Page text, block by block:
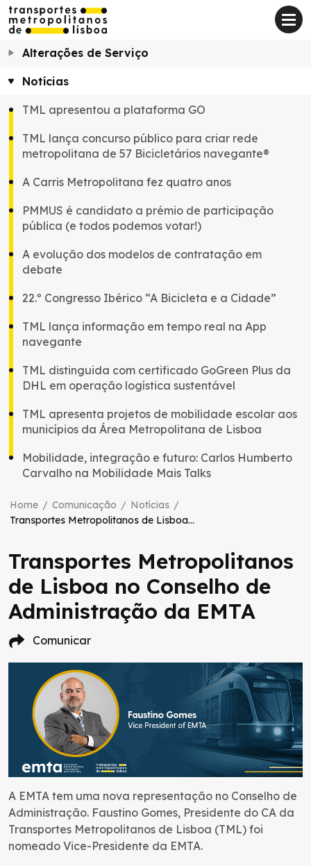
Home / Comunicação / Notícias /
Transportes Metropolitanos de Lisboa no Conselho de Administração da EMTA
Transportes Metropolitanos
de Lisboa no Conselho de
Administração da EMTA
Comunicar
A EMTA tem uma nova representação no Conselho de
Administração. Faustino Gomes, Presidente do CA da
Transportes Metropolitanos de Lisboa (TML) foi
nomeado Vice-Presidente da EMTA.
Alterações de Serviço
Notícias
TML apresentou a plataforma GO
TML lança concurso público para criar rede
metropolitana de 57 Bicicletários navegante®
A Carris Metropolitana fez quatro anos
PMMUS é candidato a prémio de participação
pública (e todos podemos votar!)
A evolução dos modelos de contratação em
debate
22.º Congresso Ibérico “A Bicicleta e a Cidade”
TML lança informação em tempo real na App
navegante
TML distinguida com certificado GoGreen Plus da
DHL em operação logística sustentável
TML apresenta projetos de mobilidade escolar aos
municípios da Área Metropolitana de Lisboa
Mobilidade, integração e futuro: Carlos Humberto
Carvalho na Mobilidade Mais Talks